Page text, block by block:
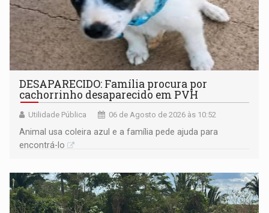
DESAPARECIDO: Família procura por
cachorrinho desaparecido em PVH
Utilidade Pública 06 de Agosto de 2026 às 10:52
Animal usa coleira azul e a família pede ajuda para
encontrá-lo